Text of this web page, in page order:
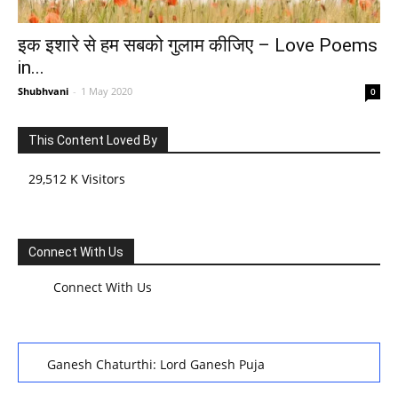
इक इशारे से हम सबको गुलाम कीजिए – Love Poems
in...
Shubhvani - 1 May 2020 0
This Content Loved By
29,512 K Visitors
Connect With Us
Connect With Us
Ganesh Chaturthi: Lord Ganesh Puja